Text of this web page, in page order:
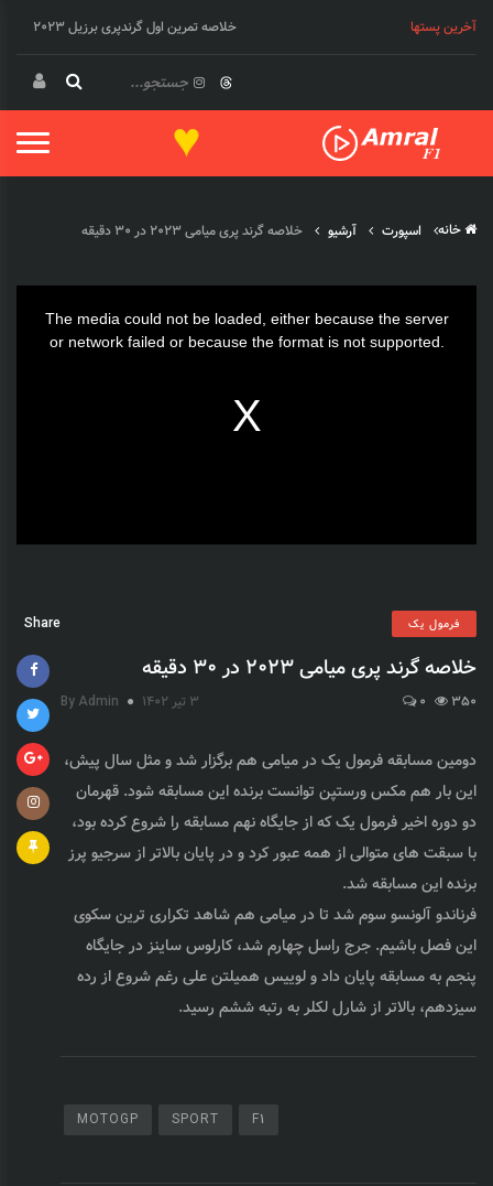
آخرین پستها
♥
خانه اسپورت آرشیو خلاصه گرند پری میامی 2023 در 30 دقیقه
The media could not be loaded, either because the server
or network failed or because the format is not supported.
Share فرمول یک
خلاصه گرند پری میامی 2023 در 30 دقیقه
By Admin 3 تیر 1402 0 350
دومين مسابقه فرمول يک در ميامى هم برگزار شد و مثل سال پيش،
اين بار هم مكس ورستپن توانست برنده اين مسابقه شود. قهرمان
دو دوره اخير فرمول يک كه از جايگاه نهم مسابقه را شروع كرده بود،
با سبقت هاى متوالى از همه عبور كرد و در پايان بالاتر از سرجيو پرز
برنده اين مسابقه شد.
فرناندو آلونسو سوم شد تا در ميامى هم شاهد تكرارى ترين سكوى
اين فصل باشيم. جرج راسل چهارم شد، كارلوس ساينز در جايگاه
پنجم به مسابقه پايان داد و لوييس هميلتن على رغم شروع از رده
سيزدهم، بالاتر از شارل لكلر به رتبه ششم رسيد.
MOTOGP SPORT F1